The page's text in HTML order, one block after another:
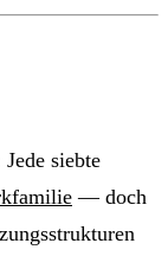
siebte
— doch